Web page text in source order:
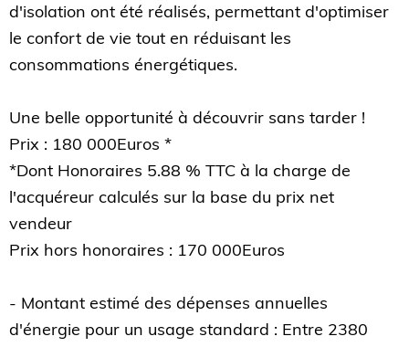
d'isolation ont été réalisés, permettant d'optimiser
le confort de vie tout en réduisant les
consommations énergétiques.
Une belle opportunité à découvrir sans tarder !
Prix : 180 000Euros *
*Dont Honoraires 5.88 % TTC à la charge de
l'acquéreur calculés sur la base du prix net
vendeur
Prix hors honoraires : 170 000Euros
- Montant estimé des dépenses annuelles
d'énergie pour un usage standard : Entre 2380